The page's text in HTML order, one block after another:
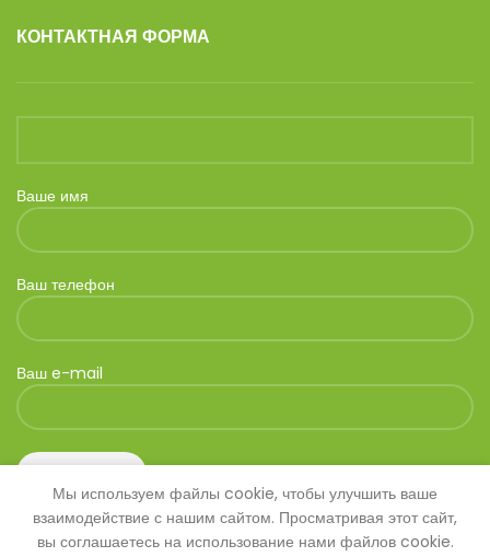
КОНТАКТНАЯ ФОРМА
Ваше имя
Ваш телефон
Ваш e-mail
Мы используем файлы cookie, чтобы улучшить ваше
взаимодействие с нашим сайтом. Просматривая этот сайт,
вы соглашаетесь на использование нами файлов cookie.